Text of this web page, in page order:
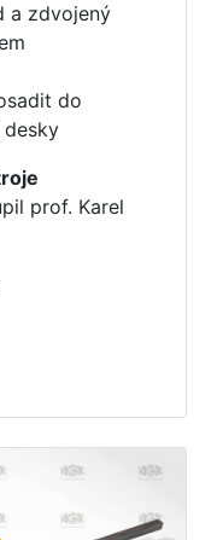
a zdvojený
do
prof. Karel